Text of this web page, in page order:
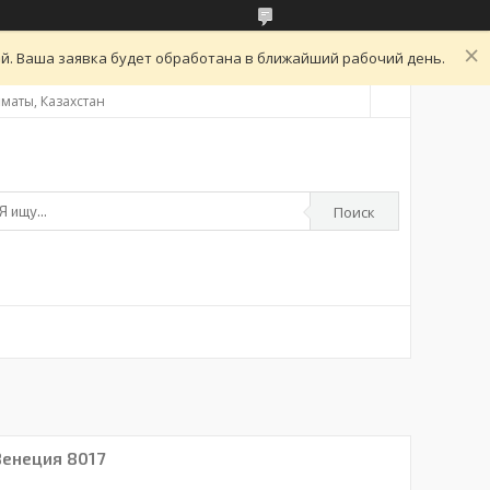
Ваша заявка будет обработана в ближайший рабочий день.
Казахстан
Поиск
8017